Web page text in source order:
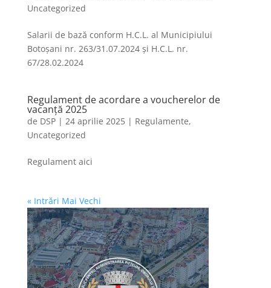
Uncategorized
Salarii de bază conform H.C.L. al Municipiului
Botoșani nr. 263/31.07.2024 și H.C.L. nr.
67/28.02.2024
Regulament de acordare a voucherelor de
vacanță 2025
de DSP| 24 aprilie 2025| Regulamente,
Uncategorized
Regulament aici
« Intrări Mai Vechi